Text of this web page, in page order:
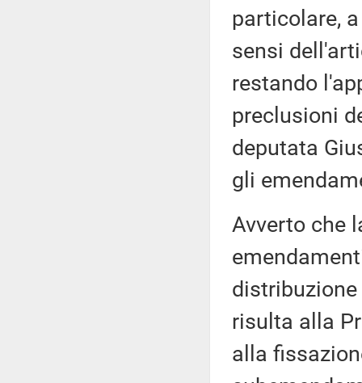
particolare,
sensi
restando
preclusioni
deputata
gli
Avverto che
distribuzione
risulta alla
alla